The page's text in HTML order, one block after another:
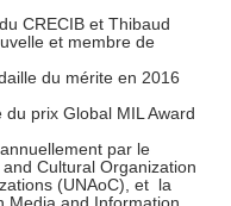
CRECIB et Thibaud
et membre de
du mérite en 2016
prix Global MIL Award
par le
Cultural Organization
(UNAoC), et la